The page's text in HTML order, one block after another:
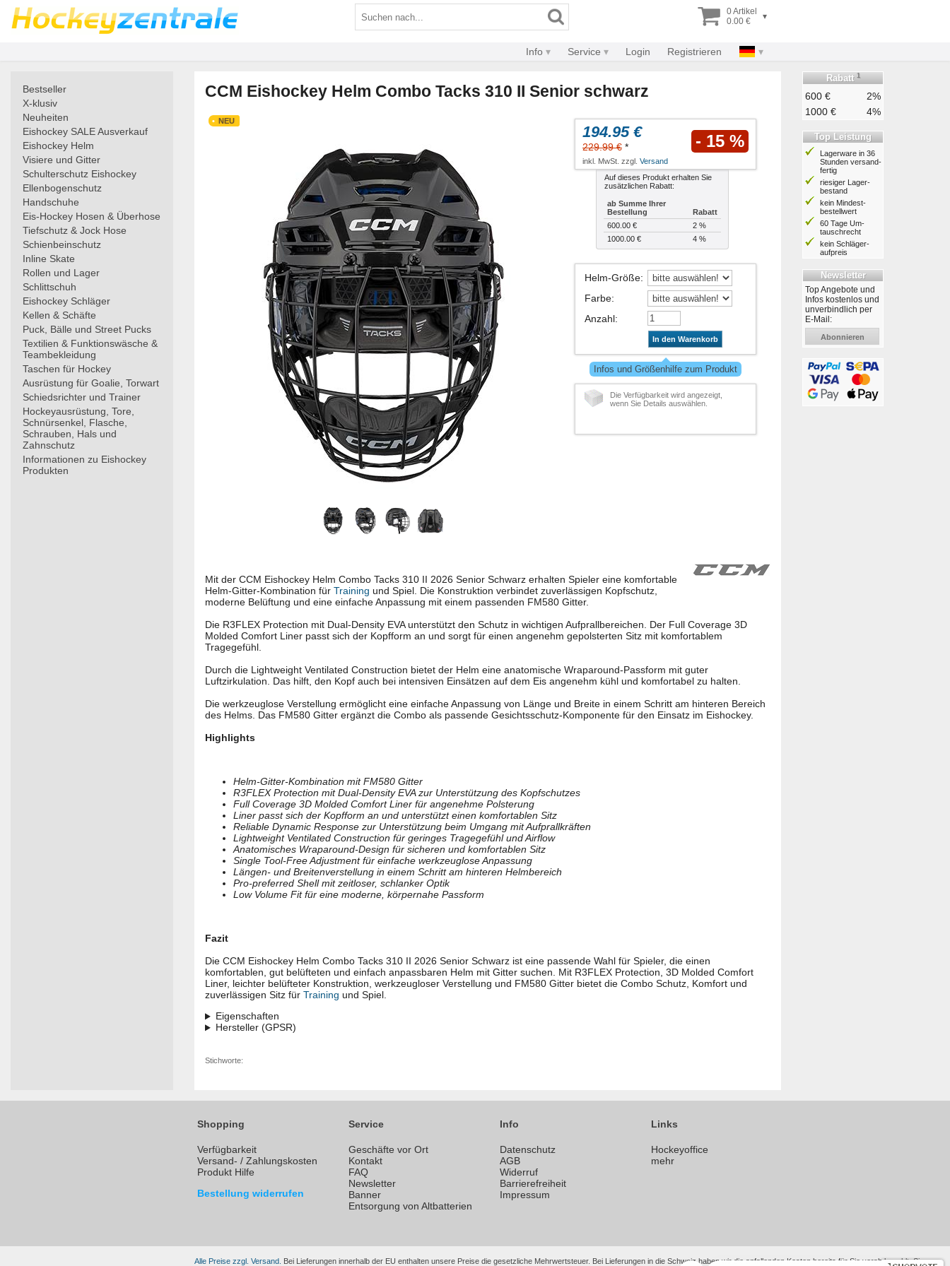
0 Artikel
0.00 €
▾
Info Service Login Registrieren
Bestseller
X-klusiv
Neuheiten
Eishockey SALE Ausverkauf
Eishockey Helm
Visiere und Gitter
Schulterschutz Eishockey
Ellenbogenschutz
Handschuhe
Eis-Hockey Hosen & Überhose
Tiefschutz & Jock Hose
Schienbeinschutz
Inline Skate
Rollen und Lager
Schlittschuh
Eishockey Schläger
Kellen & Schäfte
Puck, Bälle und Street Pucks
Textilien & Funktionswäsche &
Teambekleidung
Taschen für Hockey
Ausrüstung für Goalie, Torwart
Schiedsrichter und Trainer
Hockeyausrüstung, Tore,
Schnürsenkel, Flasche,
Schrauben, Hals und
Zahnschutz
Informationen zu Eishockey
Produkten
CCM Eishockey Helm Combo Tacks 310 II Senior schwarz
NEU
194.95 €
229.99 € * - 15 %
inkl. MwSt. zzgl. Versand
Auf dieses Produkt erhalten Sie
zusätzlichen Rabatt:
ab Summe Ihrer
Bestellung
Rabatt
600.00 €
2 %
1000.00 €
4 %
Helm-Größe:
Farbe:
Anzahl:
In den Warenkorb
Infos und Größenhilfe zum Produkt
Die Verfügbarkeit wird angezeigt,
wenn Sie Details auswählen.
Mit der CCM Eishockey Helm Combo Tacks 310 II 2026 Senior Schwarz erhalten Spieler eine komfortable
Helm-Gitter-Kombination für Training und Spiel. Die Konstruktion verbindet zuverlässigen Kopfschutz,
moderne Belüftung und eine einfache Anpassung mit einem passenden FM580 Gitter.
Die R3FLEX Protection mit Dual-Density EVA unterstützt den Schutz in wichtigen Aufprallbereichen. Der Full Coverage 3D
Molded Comfort Liner passt sich der Kopfform an und sorgt für einen angenehm gepolsterten Sitz mit komfortablem
Tragegefühl.
Durch die Lightweight Ventilated Construction bietet der Helm eine anatomische Wraparound-Passform mit guter
Luftzirkulation. Das hilft, den Kopf auch bei intensiven Einsätzen auf dem Eis angenehm kühl und komfortabel zu halten.
Die werkzeuglose Verstellung ermöglicht eine einfache Anpassung von Länge und Breite in einem Schritt am hinteren Bereich
des Helms. Das FM580 Gitter ergänzt die Combo als passende Gesichtsschutz-Komponente für den Einsatz im Eishockey.
Highlights
Helm-Gitter-Kombination mit FM580 Gitter
R3FLEX Protection mit Dual-Density EVA zur Unterstützung des Kopfschutzes
Full Coverage 3D Molded Comfort Liner für angenehme Polsterung
Liner passt sich der Kopfform an und unterstützt einen komfortablen Sitz
Reliable Dynamic Response zur Unterstützung beim Umgang mit Aufprallkräften
Lightweight Ventilated Construction für geringes Tragegefühl und Airflow
Anatomisches Wraparound-Design für sicheren und komfortablen Sitz
Single Tool-Free Adjustment für einfache werkzeuglose Anpassung
Längen- und Breitenverstellung in einem Schritt am hinteren Helmbereich
Pro-preferred Shell mit zeitloser, schlanker Optik
Low Volume Fit für eine moderne, körpernahe Passform
Fazit
Die CCM Eishockey Helm Combo Tacks 310 II 2026 Senior Schwarz ist eine passende Wahl für Spieler, die einen
komfortablen, gut belüfteten und einfach anpassbaren Helm mit Gitter suchen. Mit R3FLEX Protection, 3D Molded Comfort
Liner, leichter belüfteter Konstruktion, werkzeugloser Verstellung und FM580 Gitter bietet die Combo Schutz, Komfort und
zuverlässigen Sitz für Training und Spiel.
Eigenschaften
Hersteller (GPSR)
Stichworte:
Rabatt 1
600 €
2%
1000 €
4%
Top Leistung
Lagerware in 36
Stunden ver­sand­
fertig
riesiger Lager­
bestand
kein Mindest­
bestell­wert
60 Tage Um­
tausch­recht
kein Schläger­
aufpreis
Newsletter
Top Angebote und
Infos kostenlos und
unverbindlich per
E-Mail:
Abonnieren
Shopping
Verfügbarkeit
Versand- / Zahlungskosten
Produkt Hilfe
Bestellung widerrufen
Service
Geschäfte vor Ort
Kontakt
FAQ
Newsletter
Banner
Entsorgung von Altbatterien
Info
Datenschutz
AGB
Widerruf
Barrierefreiheit
Impressum
Links
Hockeyoffice
mehr
Alle Preise zzgl. Versand. Bei Lieferungen innerhalb der EU enthalten unsere Preise die gesetzliche Mehrwertsteuer. Bei Lieferungen in die Schweiz haben wir die anfallenden Kosten bereits für Sie vorab bezahlt. Sie